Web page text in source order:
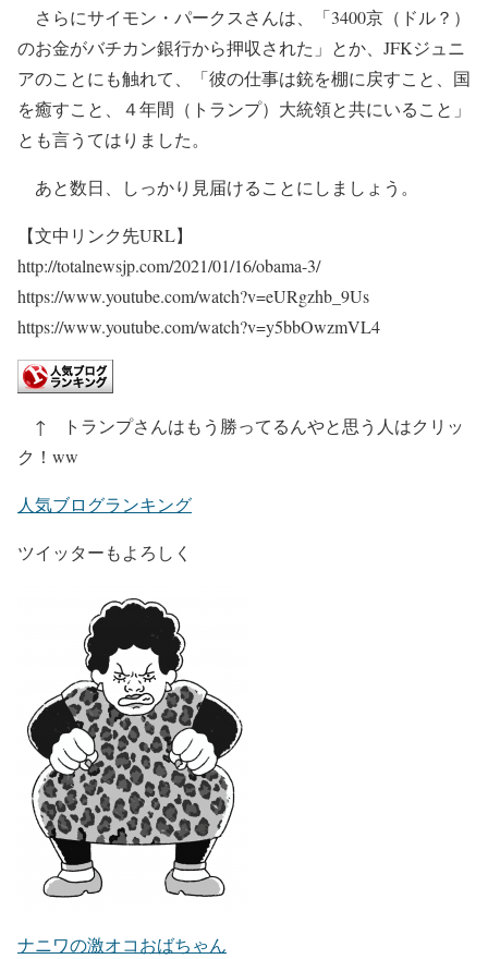
さらにサイモン・パークスさんは、「3400京（ドル？）
のお金がバチカン銀行から押収された」とか、JFKジュニ
アのことにも触れて、「彼の仕事は銃を棚に戻すこと、国
を癒すこと、４年間（トランプ）大統領と共にいること」
とも言うてはりました。
あと数日、しっかり見届けることにしましょう。
【文中リンク先URL】
http://totalnewsjp.com/2021/01/16/obama-3/
https://www.youtube.com/watch?v=eURgzhb_9Us
https://www.youtube.com/watch?v=y5bbOwzmVL4
↑ トランプさんはもう勝ってるんやと思う人はクリッ
ク！ww
人気ブログランキング
ツイッターもよろしく
ナニワの激オコおばちゃん